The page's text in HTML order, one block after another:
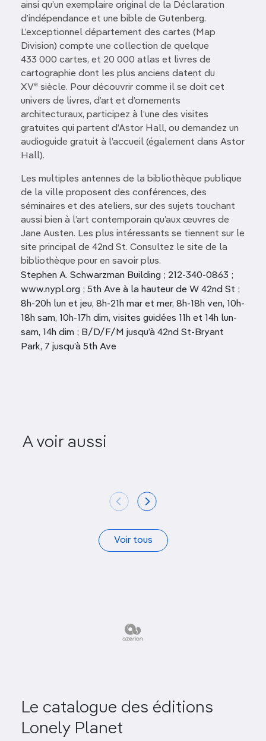
ainsi qu’un exemplaire original de la Déclaration
d’indépendance et une bible de Gutenberg.
L’exceptionnel département des cartes (Map
Division) compte une collection de quelque
433 000 cartes, et 20 000 atlas et livres de
cartographie dont les plus anciens datent du
XVe siècle. Pour découvrir comme il se doit cet
univers de livres, d’art et d’ornements
architecturaux, participez à l’une des visites
gratuites qui partent d’Astor Hall, ou demandez un
audioguide gratuit à l’accueil (également dans Astor
Hall).
Les multiples antennes de la bibliothèque publique
de la ville proposent des conférences, des
séminaires et des ateliers, sur des sujets touchant
aussi bien à l’art contemporain qu’aux œuvres de
Jane Austen. Les plus intéressants se tiennent sur le
site principal de 42nd St. Consultez le site de la
bibliothèque pour en savoir plus.
Stephen A. Schwarzman Building ; 212-340-0863 ;
www.nypl.org ; 5th Ave à la hauteur de W 42nd St ;
8h-20h lun et jeu, 8h-21h mar et mer, 8h-18h ven, 10h-
18h sam, 10h-17h dim, visites guidées 11h et 14h lun-
sam, 14h dim ; B/D/F/M jusqu’à 42nd St-Bryant
Park, 7 jusqu’à 5th Ave
A voir aussi
Grand Central Terminal
Voir tous
Le catalogue des éditions
Lonely Planet